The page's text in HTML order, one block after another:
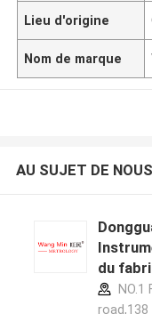
Lieu d'origine
Nom de marque
AU SUJET DE NOUS
du
road,138